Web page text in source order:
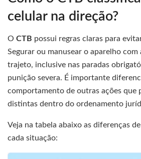
celular na direção?
O CTB possui regras claras para
Segurar ou manusear o aparelho com
trajeto, inclusive nas paradas
punição severa. É importante
comportamento de outras ações que
distintas dentro do ordenamento
Veja na tabela abaixo as diferenças
cada situação: